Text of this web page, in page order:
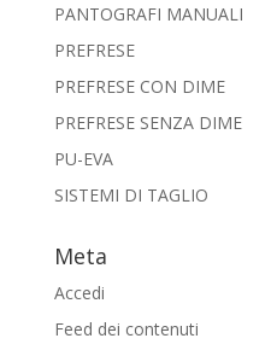
PANTOGRAFI MANUALI
PREFRESE
PREFRESE CON DIME
PREFRESE SENZA DIME
PU-EVA
SISTEMI DI TAGLIO
Meta
Accedi
Feed dei contenuti